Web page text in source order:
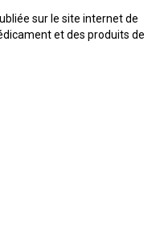
sur le site internet de
et des produits de